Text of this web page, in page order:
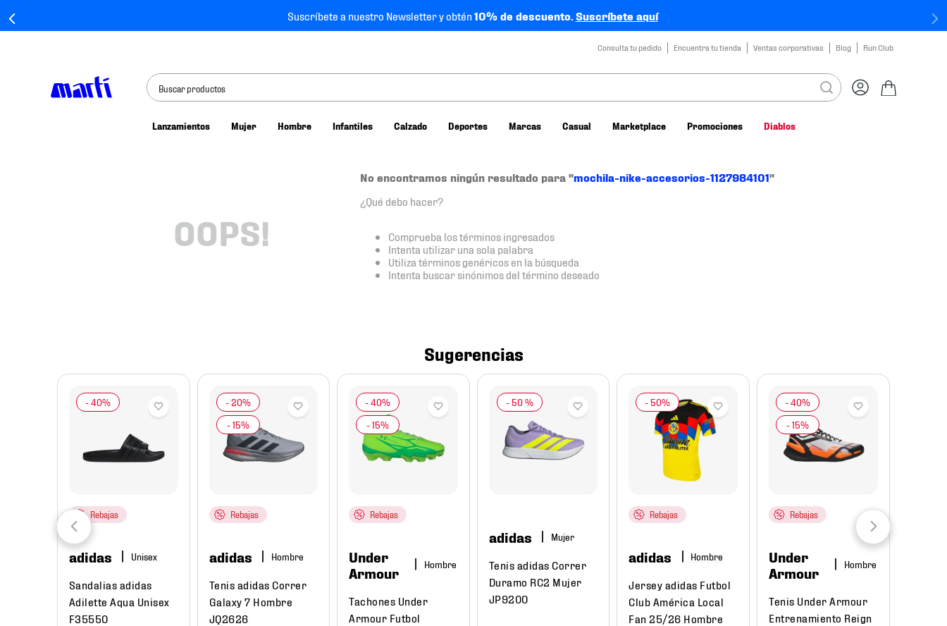
Suscríbete a nuestro Newsletter y obtén10% de descuento.Suscríbete aquí
Consulta tu pedido Encuentra tu tienda Ventas corporativas Blog Run Club
Buscar productos
Lanzamientos Mujer Hombre Infantiles Calzado Deportes Marcas Casual Marketplace Promociones Diablos
OOPS!
No encontramos ningún resultado para "mochila-nike-accesorios-1127984101"
¿Qué debo hacer?
Comprueba los términos ingresados
Intenta utilizar una sola palabra
Utiliza términos genéricos en la búsqueda
Intenta buscar sinónimos del término deseado
Sugerencias
Rebajas
adidas
Sandalias adidas
Adilette Aqua Unisex
F35550
Rebajas
adidas Hombre
Tenis adidas Correr
Galaxy 7 Hombre
JQ2626
Rebajas
Under
Armour
Hombre
Tachones Under
Armour Futbol
- 50 %
adidas Mujer
Tenis adidas Correr
Duramo RC2 Mujer
JP9200
Rebajas
adidas Hombre
Jersey adidas Futbol
Club América Local
Fan 25/26 Hombre
Rebajas
Under
Armour
Hombre
Tenis Under Armour
Entrenamiento Reign
tenis nike